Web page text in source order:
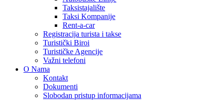
Taksistajalište
Taksi Kompanije
Rent-a-car
Registracija turista i takse
Turistički Biroi
Turističke Agencije
Važni telefoni
O Nama
Kontakt
Dokumenti
Slobodan pristup informacijama